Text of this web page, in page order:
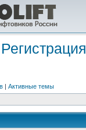
Регистрация
| Активные темы